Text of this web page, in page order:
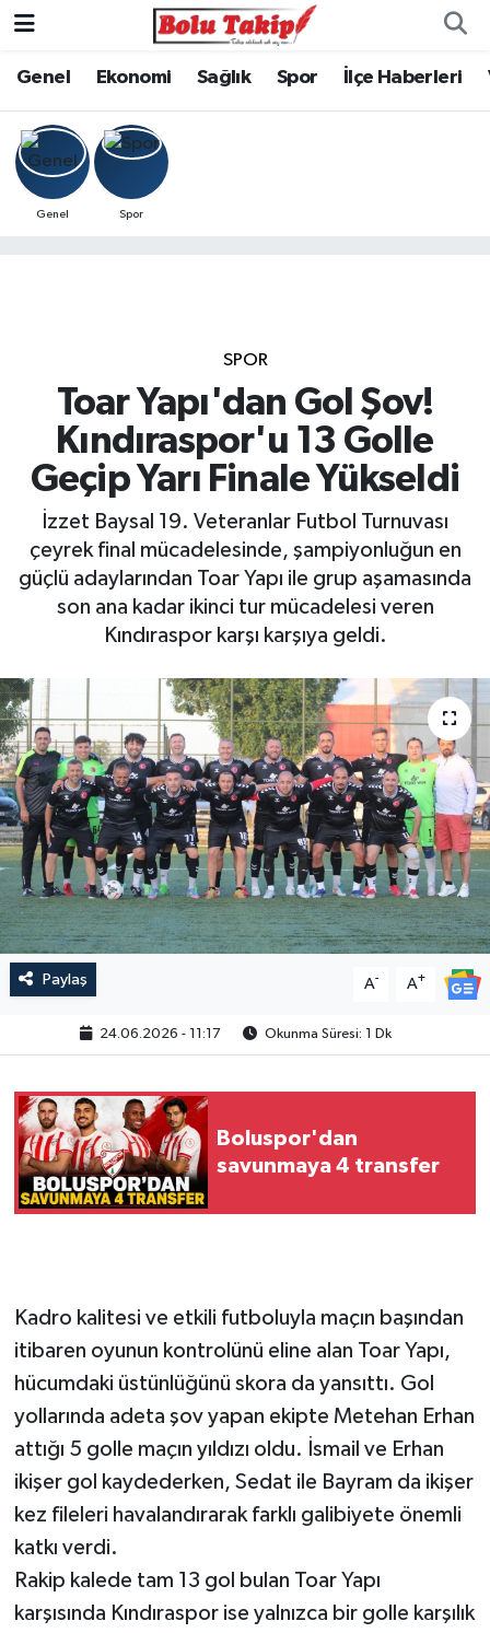
Genel Ekonomi Sağlık Spor İlçe Haberleri
Genel Spor
SPOR
Toar Yapı'dan Gol Şov!
Kındıraspor'u 13 Golle
Geçip Yarı Finale Yükseldi
İzzet Baysal 19. Veteranlar Futbol Turnuvası
çeyrek final mücadelesinde, şampiyonluğun en
güçlü adaylarından Toar Yapı ile grup aşamasında
son ana kadar ikinci tur mücadelesi veren
Kındıraspor karşı karşıya geldi.
Paylaş A- A+
24.06.2026 - 11:17 Okunma Süresi: 1 Dk
Boluspor'dan
savunmaya 4 transfer
Kadro kalitesi ve etkili futboluyla maçın başından
itibaren oyunun kontrolünü eline alan Toar Yapı,
hücumdaki üstünlüğünü skora da yansıttı. Gol
yollarında adeta şov yapan ekipte Metehan Erhan
attığı 5 golle maçın yıldızı oldu. İsmail ve Erhan
ikişer gol kaydederken, Sedat ile Bayram da ikişer
kez fileleri havalandırarak farklı galibiyete önemli
katkı verdi.
Rakip kalede tam 13 gol bulan Toar Yapı
karşısında Kındıraspor ise yalnızca bir golle karşılık